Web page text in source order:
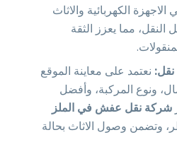
الكهربائية والاثاث
مما يعزز الثقة
نعتمد على معاينة الموقع
ونوع المركبة، وأفضل
شركة نقل عفش في الملز
وتضمن وصول الاثاث بحالة